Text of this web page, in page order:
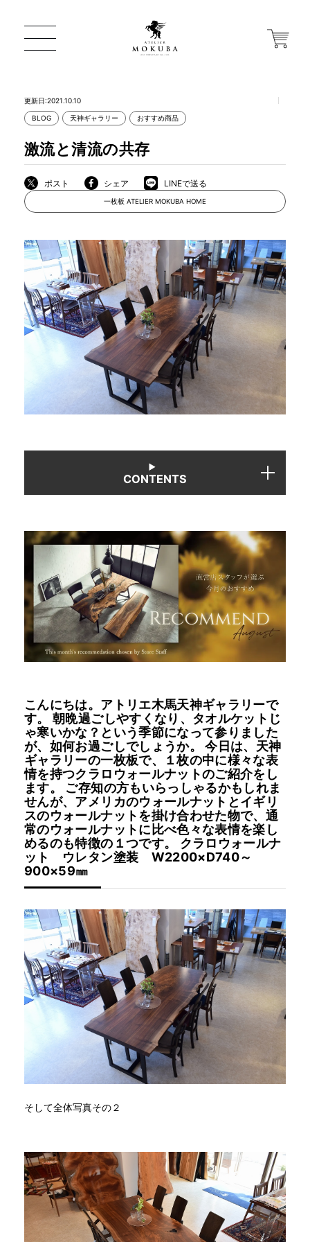
店舗から探す
MOKUBA について
商品情報
直営店
新入荷情報
納品事例
INFORMATION
MOKUBA CHANNEL
よくあるご質問
お問い合わせ
更新日:2021.10.10
BLOG 天神ギャラリー おすすめ商品
激流と清流の共存
ポスト シェア LINEで送る
一枚板 ATELIER MOKUBA HOME
CONTENTS
こんにちは。アトリエ木馬天神ギャラリーで
す。 朝晩過ごしやすくなり、タオルケットじ
ゃ寒いかな？という季節になって参りました
が、如何お過ごしでしょうか。 今日は、天神
ギャラリーの一枚板で、１枚の中に様々な表
情を持つクラロウォールナットのご紹介をし
ます。 ご存知の方もいらっしゃるかもしれま
せんが、アメリカのウォールナットとイギリ
スのウォールナットを掛け合わせた物で、通
常のウォールナットに比べ色々な表情を楽し
めるのも特徴の１つです。 クラロウォールナ
ット ウレタン塗装 W2200×D740～
900×59㎜
そして全体写真その２